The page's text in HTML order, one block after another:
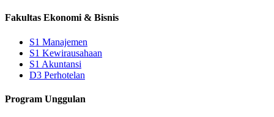
Fakultas Ekonomi & Bisnis
S1 Manajemen
S1 Kewirausahaan
S1 Akuntansi
D3 Perhotelan
Program Unggulan